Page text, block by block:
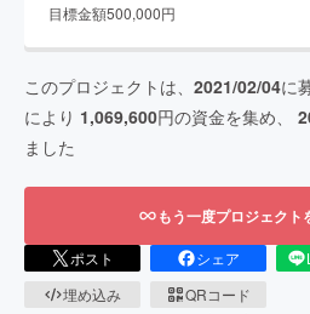
目標金額500,000円
このプロジェクトは、 2021/02/04に
により 1,069,600円の資金を集め、
ました
もう一度プロジェクト
ポスト シェア
埋め込み
QRコード